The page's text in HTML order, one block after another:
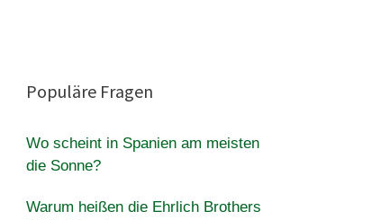
Populäre Fragen
Wo scheint in Spanien am meisten
die Sonne?
Warum heißen die Ehrlich Brothers